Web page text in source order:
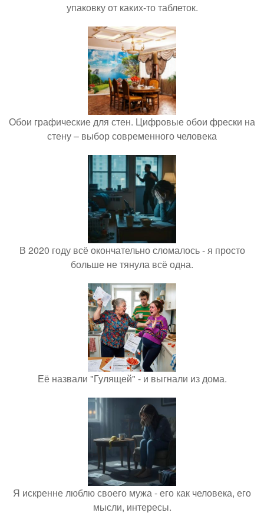
упаковку от каких-то таблеток.
Обои графические для стен. Цифровые обои фрески на
стену – выбор современного человека
В 2020 году всё окончательно сломалось - я просто
больше не тянула всё одна.
Её назвали "Гулящей" - и выгнали из дома.
Я искренне люблю своего мужа - его как человека, его
мысли, интересы.